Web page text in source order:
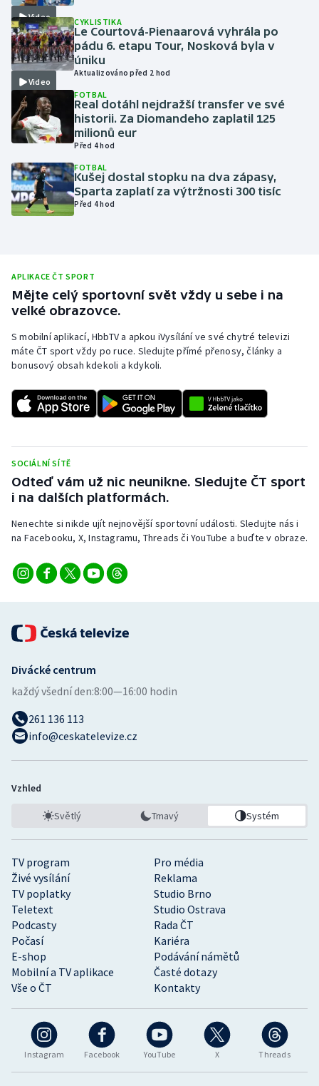
Lezení
Lyže a snowboard
Moderní pětiboj
Motorsport
Olympijské hry
Parasport
Plavání
Rychlostní kanoistika
Short track
Stolní tenis
Triatlon
Veslování
Vodní slalom
Ostatní
Video
Video
CYKLISTIKA
Le Courtová-Pienaarová vyhrála po
pádu 6. etapu Tour, Nosková byla v
úniku
Aktualizováno před 2 hod
FOTBAL
Real dotáhl nejdražší transfer ve své
historii. Za Diomandeho zaplatil 125
milionů eur
Před 4 hod
FOTBAL
Kušej dostal stopku na dva zápasy,
Sparta zaplatí za výtržnosti 300 tisíc
Před 4 hod
APLIKACE ČT SPORT
Mějte celý sportovní svět vždy u sebe i na
velké obrazovce.
S mobilní aplikací, HbbTV a apkou iVysílání ve své chytré televizi
máte ČT sport vždy po ruce. Sledujte přímé přenosy, články a
bonusový obsah kdekoli a kdykoli.
SOCIÁLNÍ SÍTĚ
Odteď vám už nic neunikne. Sledujte ČT sport
i na dalších platformách.
Nenechte si nikde ujít nejnovější sportovní události. Sledujte nás i
na Facebooku, X, Instagramu, Threads či YouTube a buďte v obraze.
Instagram Facebook YouTube X Threads
TV program
Pro média
Živé vysílání
Reklama
TV poplatky
Studio Brno
Teletext
Studio Ostrava
Podcasty
Rada ČT
Počasí
Kariéra
E-shop
Podávání námětů
Mobilní a TV aplikace
Časté dotazy
Vše o ČT
Kontakty
Divácké centrum
každý všední den:8:00—16:00 hodin
261 136 113
info@ceskatelevize.cz
Vzhled
Světlý Tmavý Systém